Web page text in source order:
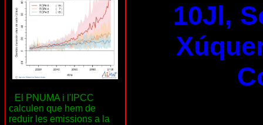
El PNUMA i l'IPCC
calculen que hem de
reduir les emissions a la
10Jl,